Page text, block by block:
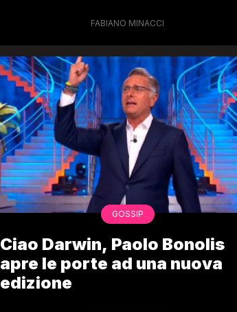
FABIANO MINACCI
GOSSIP
Ciao Darwin, Paolo Bonolis
apre le porte ad una nuova
edizione